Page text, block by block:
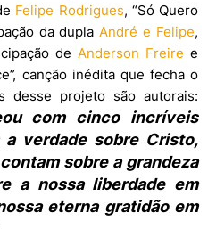
Felipe Rodrigues, “⁠Só Quero
da dupla André e Felipe,
de Anderson Freire e
canção inédita que fecha o
desse projeto são autorais:
com cinco incríveis
verdade sobre Cristo,
sobre a grandeza
a nossa liberdade em
eterna gratidão em